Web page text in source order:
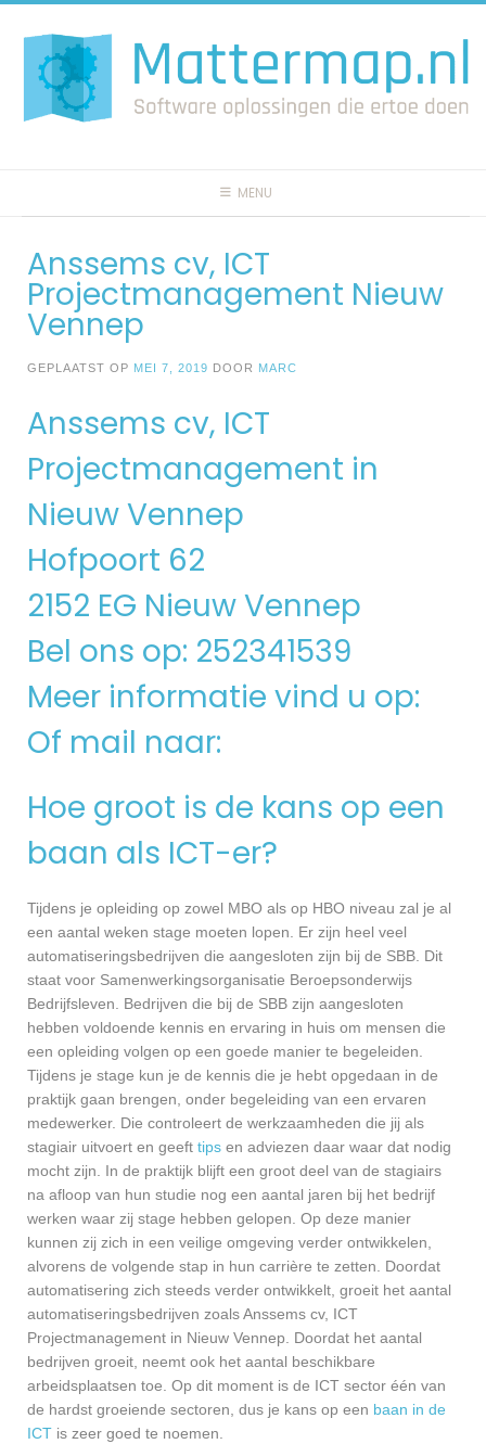
naar
inhoud
MENU
Anssems cv, ICT
Projectmanagement Nieuw
Vennep
GEPLAATST OP MEI 7, 2019 DOOR MARC
Anssems cv, ICT
Projectmanagement in
Nieuw Vennep
Hofpoort 62
2152 EG Nieuw Vennep
Bel ons op: 252341539
Meer informatie vind u op:
Of mail naar:
Hoe groot is de kans op een
baan als ICT-er?
Tijdens je opleiding op zowel MBO als op HBO niveau zal je al
een aantal weken stage moeten lopen. Er zijn heel veel
automatiseringsbedrijven die aangesloten zijn bij de SBB. Dit
staat voor Samenwerkingsorganisatie Beroepsonderwijs
Bedrijfsleven. Bedrijven die bij de SBB zijn aangesloten
hebben voldoende kennis en ervaring in huis om mensen die
een opleiding volgen op een goede manier te begeleiden.
Tijdens je stage kun je de kennis die je hebt opgedaan in de
praktijk gaan brengen, onder begeleiding van een ervaren
medewerker. Die controleert de werkzaamheden die jij als
stagiair uitvoert en geeft tips en adviezen daar waar dat nodig
mocht zijn. In de praktijk blijft een groot deel van de stagiairs
na afloop van hun studie nog een aantal jaren bij het bedrijf
werken waar zij stage hebben gelopen. Op deze manier
kunnen zij zich in een veilige omgeving verder ontwikkelen,
alvorens de volgende stap in hun carrière te zetten. Doordat
automatisering zich steeds verder ontwikkelt, groeit het aantal
automatiseringsbedrijven zoals Anssems cv, ICT
Projectmanagement in Nieuw Vennep. Doordat het aantal
bedrijven groeit, neemt ook het aantal beschikbare
arbeidsplaatsen toe. Op dit moment is de ICT sector één van
de hardst groeiende sectoren, dus je kans op een baan in de
ICT is zeer goed te noemen.